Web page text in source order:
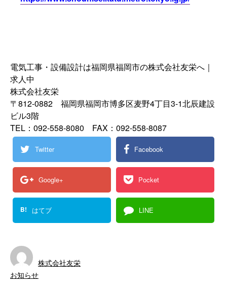
電気工事・設備設計は福岡県福岡市の株式会社友栄へ｜
求人中
株式会社友栄
〒812-0882 福岡県福岡市博多区麦野4丁目3-1北辰建設
ビル3階
TEL：092-558-8080 FAX：092-558-8087
Twitter Facebook
Google+ Pocket
B! はてブ LINE
株式会社友栄
お知らせ